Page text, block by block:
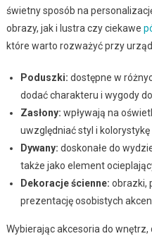
świetny sposób na
obrazy, jak i lustra czy ciekawe
które warto rozważyć przy
Poduszki: dostępne w
dodać charakteru i wygody
Zasłony: wpływają na
uwzględniać styl i
Dywany: doskonałe do
także jako element
Dekoracje ścienne: obrazki,
prezentację osobistych
Wybierając akcesoria do